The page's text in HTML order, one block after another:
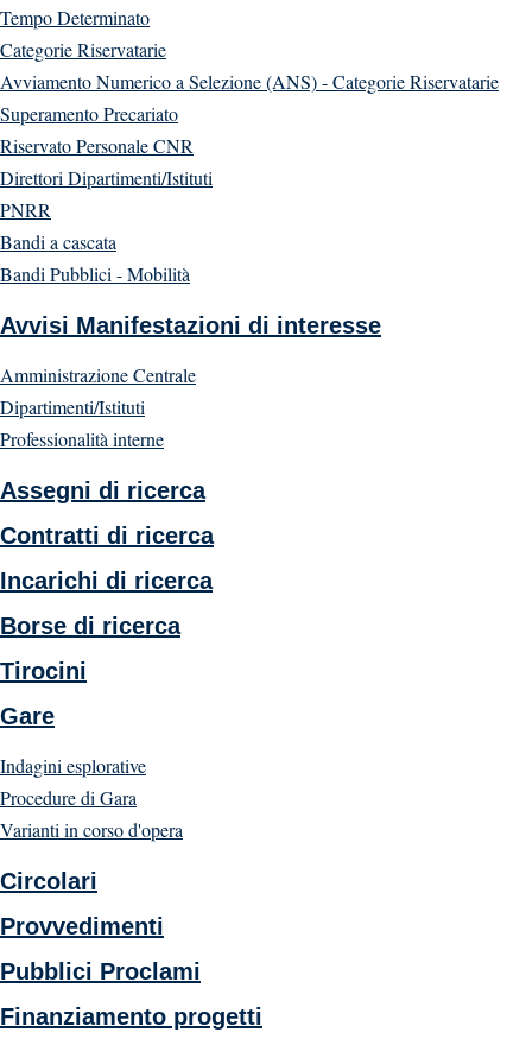
Tempo Determinato
Categorie Riservatarie
Avviamento Numerico a Selezione (ANS) - Categorie Riservatarie
Superamento Precariato
Riservato Personale CNR
Direttori Dipartimenti/Istituti
PNRR
Bandi a cascata
Bandi Pubblici - Mobilità
Avvisi Manifestazioni di interesse
Amministrazione Centrale
Dipartimenti/Istituti
Professionalità interne
Assegni di ricerca
Contratti di ricerca
Incarichi di ricerca
Borse di ricerca
Tirocini
Gare
Indagini esplorative
Procedure di Gara
Varianti in corso d'opera
Circolari
Provvedimenti
Pubblici Proclami
Finanziamento progetti